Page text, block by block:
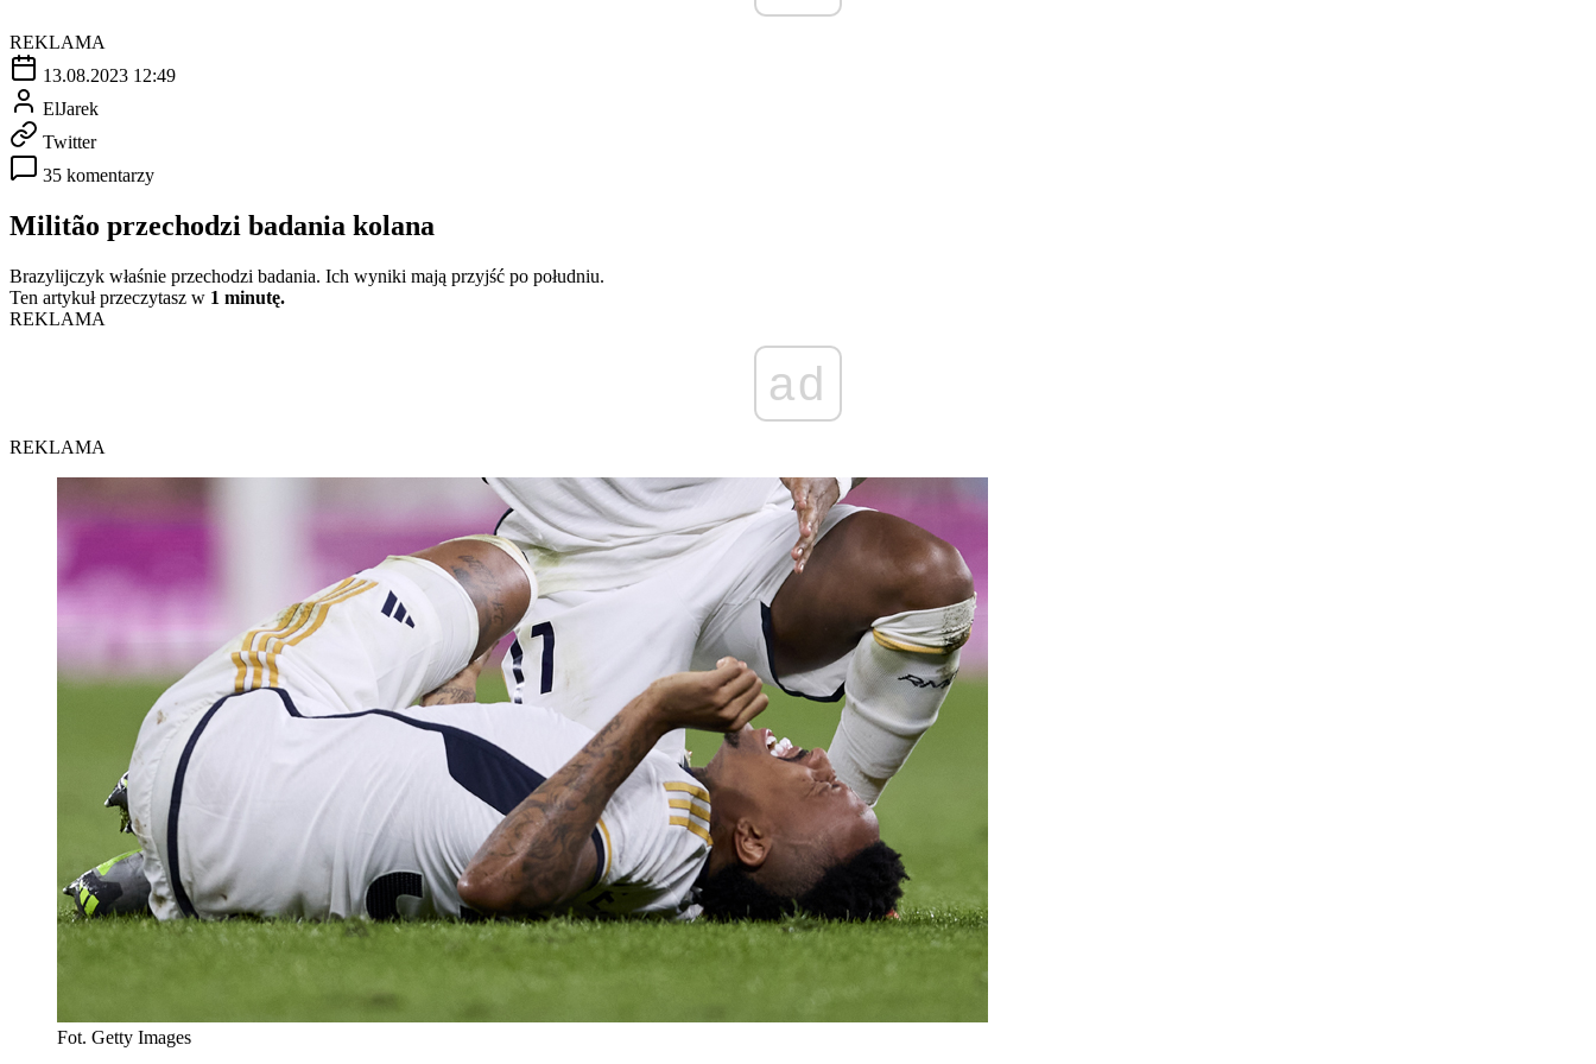
REKLAMA
13.08.2023 12:49
ElJarek
Twitter
35 komentarzy
Militão przechodzi badania kolana
Brazylijczyk właśnie przechodzi badania. Ich wyniki mają przyjść po południu.
Ten artykuł przeczytasz w 1 minutę.
REKLAMA
ad
REKLAMA
Fot. Getty Images